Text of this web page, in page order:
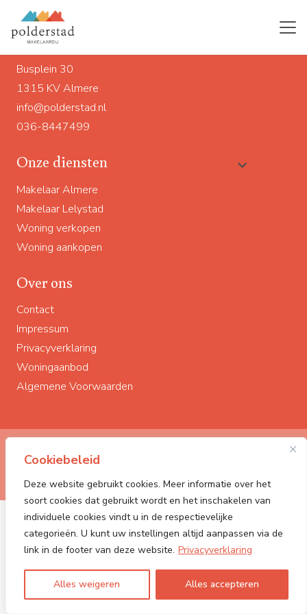
Cookiebeleid
Deze website gebruikt cookies. Meer informatie over het
soort cookies dat gebruikt wordt en het inschakelen van
individuele cookies vindt u in de respectievelijke
categorieën. U kunt uw instellingen altijd aanpassen via de
link in de footer van deze website. Privacyverklaring
Alles weigeren Alles accepteren
Ons adres
Busplein 30
1315 KV Almere
info@polderstad.nl
036-8447499
Onze diensten
Makelaar Almere
Makelaar Lelystad
Woning verkopen
Woning aankopen
Over ons
Contact
Impressum
Privacyverklaring
Woningaanbod
Algemene Voorwaarden
Powered by:PONCK | The Web Company